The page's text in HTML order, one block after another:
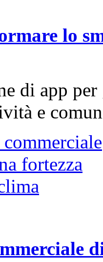
lo
di app
e